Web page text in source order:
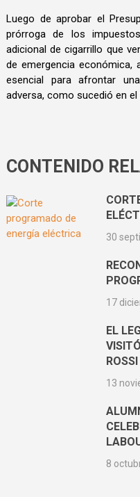
Luego de aprobar el
prórroga de los
adicional de cigarrillo que
de emergencia económica,
esencial para afrontar
adversa, como sucedió en el
CONTENIDO
30
17
EL
ROSSI
13
8